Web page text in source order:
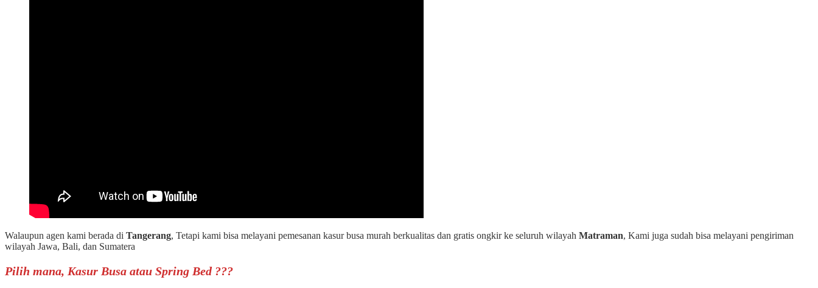
Walaupun agen kami berada di Tangerang, Tetapi kami bisa melayani pemesanan kasur busa murah berkualitas dan gratis ongkir ke seluruh wilayah Matraman, Kami juga sudah bisa melayani pengiriman
wilayah Jawa, Bali, dan Sumatera
Pilih mana, Kasur Busa atau Spring Bed ???